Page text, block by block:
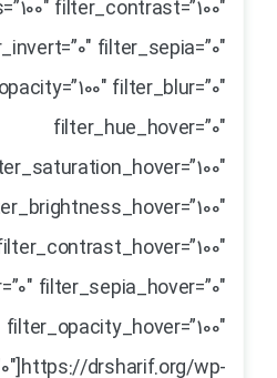
filter_contrast=”100″
filter_sepia=”0″
filter_blur=”0″
filter_hue_hover=”0″
filter_sepia_hover=”0″
filter_opacity_hover=”100″
drsharif.org/wp-